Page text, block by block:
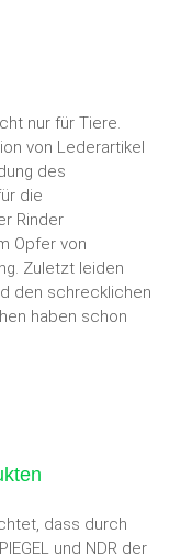
nur für Tiere.
von Lederartikel
des
die
Rinder
Opfer von
Zuletzt leiden
den schrecklichen
haben schon
dass durch
und NDR der